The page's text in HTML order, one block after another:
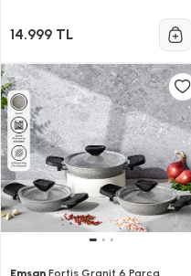
14.999 TL
Emsan Fortis Granit 6 Parça